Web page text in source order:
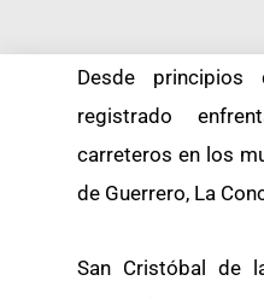
Desde
registrado
carreteros en los
de Guerrero, La
San Cristóbal de